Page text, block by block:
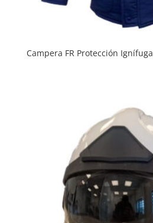
Campera FR Protección Ignífuga